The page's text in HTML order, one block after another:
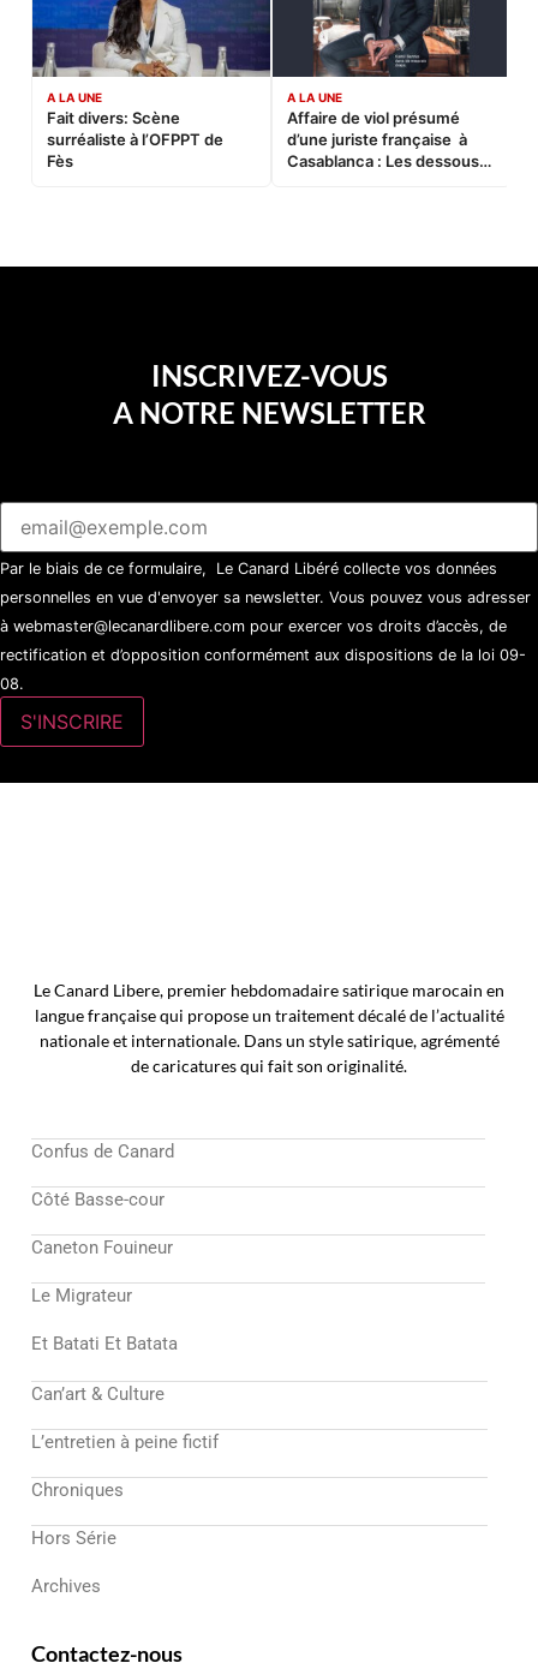
A LA UNE
Fait divers: Scène
surréaliste à l’OFPPT de
Fès
A LA UNE
Affaire de viol présumé
d’une juriste française à
Casablanca : Les dessous
INSCRIVEZ-VOUS
A NOTRE NEWSLETTER
Par le biais de ce formulaire, Le Canard Libéré collecte vos données
personnelles en vue d'envoyer sa newsletter. Vous pouvez vous adresser
à webmaster@lecanardlibere.com pour exercer vos droits d’accès, de
rectification et d’opposition conformément aux dispositions de la loi 09-
08.
Le Canard Libere, premier hebdomadaire satirique marocain en
langue française qui propose un traitement décalé de l’actualité
nationale et internationale. Dans un style satirique, agrémenté
de caricatures qui fait son originalité.
Confus de Canard
Côté Basse-cour
Caneton Fouineur
Le Migrateur
Et Batati Et Batata
Can’art & Culture
L’entretien à peine fictif
Chroniques
Hors Série
Archives
Contactez-nous